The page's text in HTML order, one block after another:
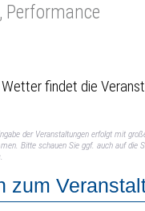
Performance
findet die
der Veranstaltungen erfolgt mit
Bitte schauen Sie ggf. auch auf die
zum